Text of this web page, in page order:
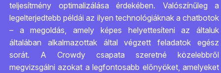
teljesítmény optimalizálása érdekében. Valószínűleg a
legelterjedtebb példái az ilyen technológiáknak a chatbotok
– a megoldás, amely képes helyettesíteni az általuk
általában alkalmazottak által végzett feladatok egész
sorát. A Crowdy csapata szeretné közelebbről
megvizsgálni azokat a legfontosabb előnyöket, amelyeket